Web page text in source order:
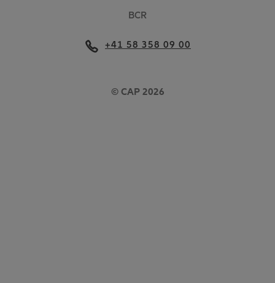
BCR
© CAP 2026
+41 58 358 09 00